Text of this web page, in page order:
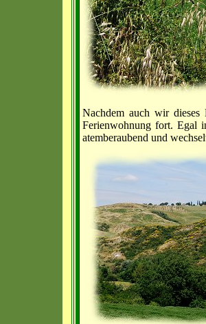
Nachdem auch wir dieses
Ferienwohnung fort. Egal
atemberaubend und